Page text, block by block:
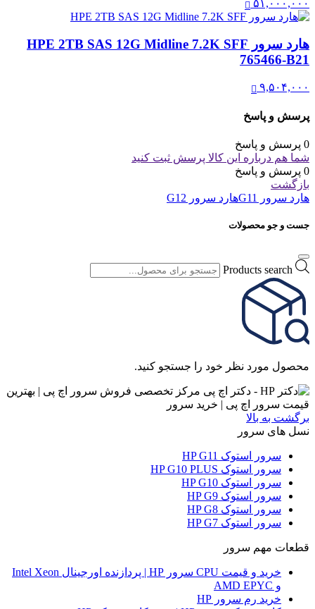
۵۱,۰۰۰,۰۰۰
هارد سرور HPE 2TB SAS 12G Midline 7.2K SFF
765466-B21
۹,۵۰۴,۰۰۰
پرسش و پاسخ
0 پرسش و پاسخ
شما هم درباره این کالا پرسش ثبت کنید
0 پرسش و پاسخ
بازگشت
هارد سرور G11
هارد سرور G12
جست و جو محصولات
Products search
محصول مورد نظر خود را جستجو کنید.
برگشت به بالا
نسل های سرور
سرور استوک HP G11
سرور استوک HP G10 PLUS
سرور استوک HP G10
سرور استوک HP G9
سرور استوک HP G8
سرور استوک HP G7
قطعات مهم سرور
خرید و قیمت CPU سرور HP | پردازنده اورجینال Intel Xeon
و AMD EPYC
خرید رم سرور HP